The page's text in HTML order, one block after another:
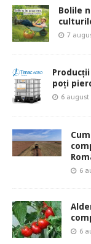
Bolile
7
poți
6
6
6